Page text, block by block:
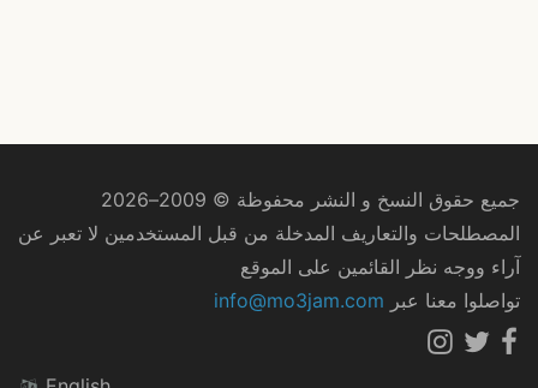
جميع حقوق النسخ و النشر محفوظة © 2009–2026
المصطلحات والتعاريف المدخلة من قبل المستخدمين لا تعبر عن
آراء ووجه نظر القائمين على الموقع
تواصلوا معنا عبر info@mo3jam.com